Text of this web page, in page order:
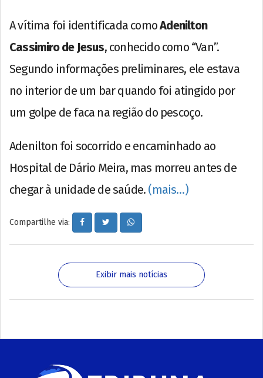
A vítima foi identificada comoAdenilton
Cassimiro de Jesus, conhecido como “Van”.
Segundo informações preliminares, ele estava
no interior de um bar quando foi atingido por
um golpe de faca na região do pescoço.
Adenilton foi socorrido e encaminhado ao
Hospital de Dário Meira, mas morreu antes de
chegar à unidade de saúde. (mais…)
Compartilhe via:
Exibir mais notícias